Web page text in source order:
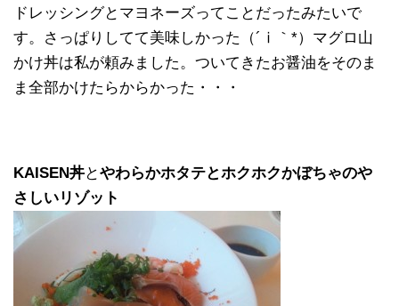
ドレッシングとマヨネーズってことだったみたいで
す。さっぱりしてて美味しかった（´ⅰ｀*）マグロ山
かけ丼は私が頼みました。ついてきたお醤油をそのま
ま全部かけたらからかった・・・
KAISEN丼とやわらかホタテとホクホクかぼちゃのや
さしいリゾット